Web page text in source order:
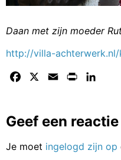
Daan met zijn moeder
http://villa-
Facebook Email Print
Geef een reactie
Je moet ingelogd zijn op